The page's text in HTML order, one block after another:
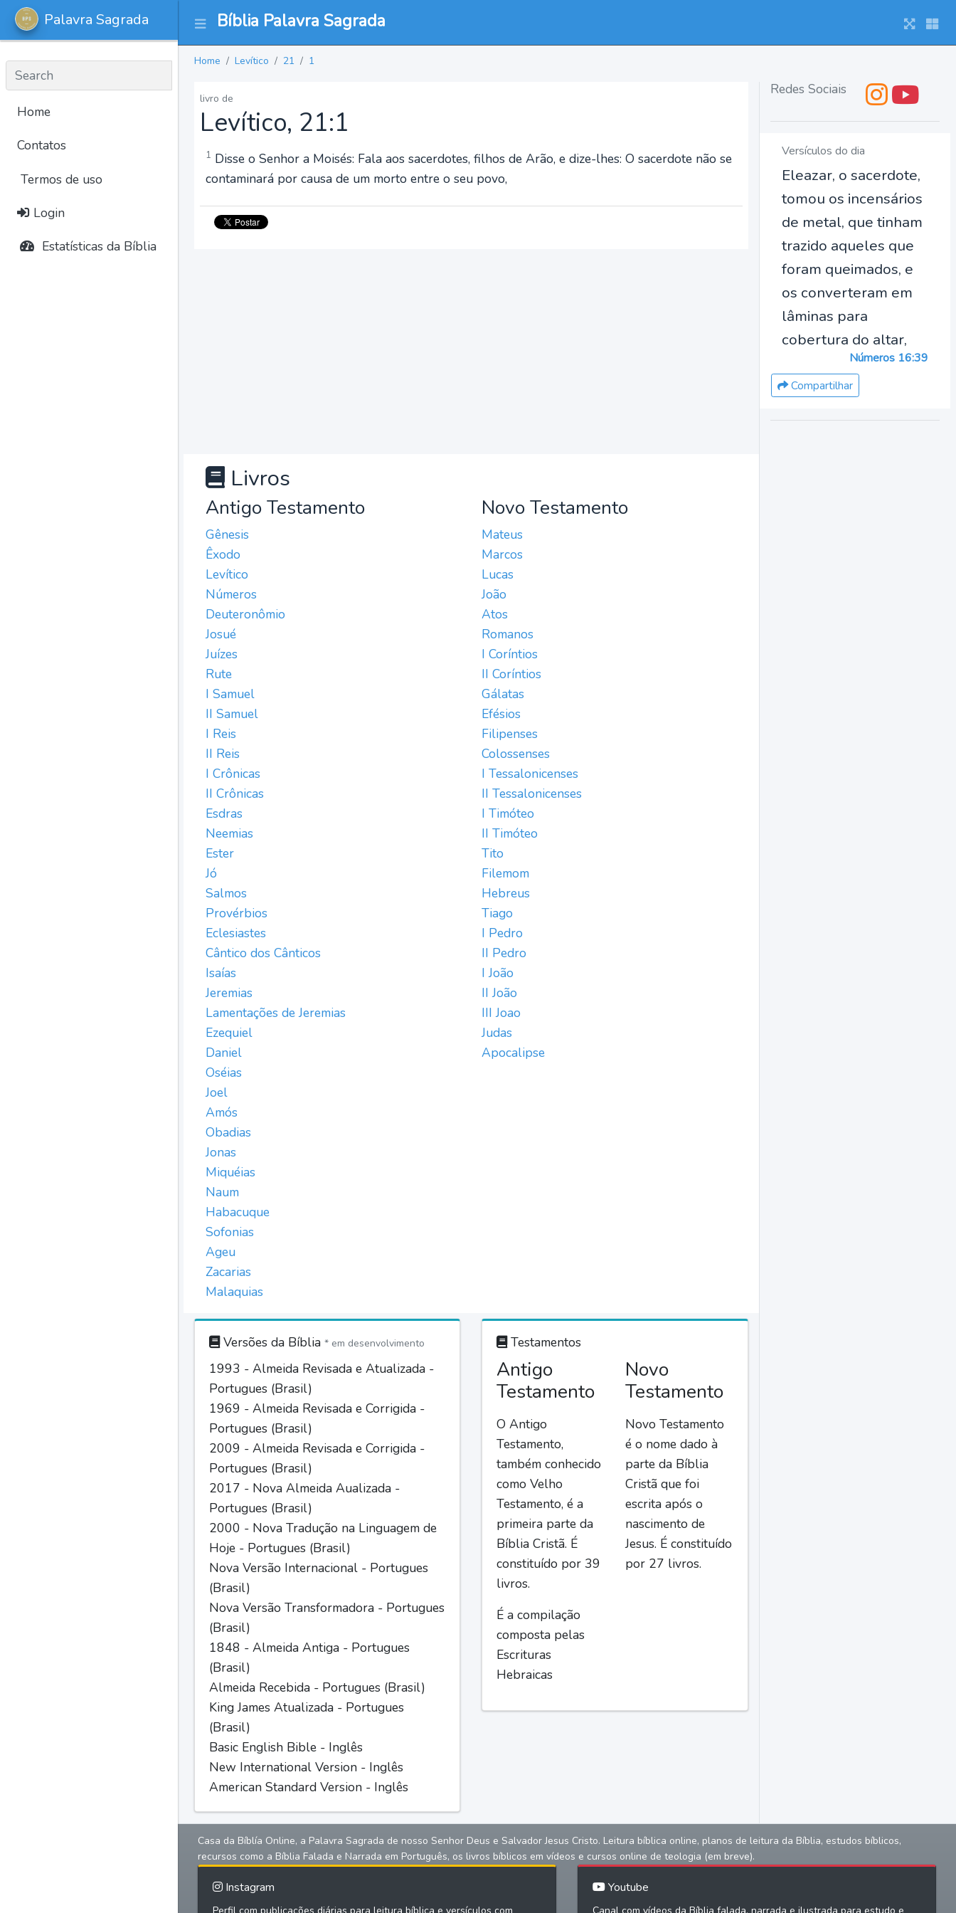
Bíblia Palavra Sagrada
Palavra Sagrada
Home
Contatos
Termos de uso
Login
Estatísticas da Bíblia
Home Levítico 21 1
livro de
Levítico, 21:1
1 Disse o Senhor a Moisés: Fala aos sacerdotes, filhos de Arão, e dize-lhes: O sacerdote não se
contaminará por causa de um morto entre o seu povo,
Livros
Antigo Testamento
Gênesis
Êxodo
Levítico
Números
Deuteronômio
Josué
Juízes
Rute
I Samuel
II Samuel
I Reis
II Reis
I Crônicas
II Crônicas
Esdras
Neemias
Ester
Jó
Salmos
Provérbios
Eclesiastes
Cântico dos Cânticos
Isaías
Jeremias
Lamentações de Jeremias
Ezequiel
Daniel
Oséias
Joel
Amós
Obadias
Jonas
Miquéias
Naum
Habacuque
Sofonias
Ageu
Zacarias
Malaquias
Novo Testamento
Mateus
Marcos
Lucas
João
Atos
Romanos
I Coríntios
II Coríntios
Gálatas
Efésios
Filipenses
Colossenses
I Tessalonicenses
II Tessalonicenses
I Timóteo
II Timóteo
Tito
Filemom
Hebreus
Tiago
I Pedro
II Pedro
I João
II João
III Joao
Judas
Apocalipse
Versões da Bíblia * em desenvolvimento
1993 - Almeida Revisada e Atualizada -
Portugues (Brasil)
1969 - Almeida Revisada e Corrigida -
Portugues (Brasil)
2009 - Almeida Revisada e Corrigida -
Portugues (Brasil)
2017 - Nova Almeida Aualizada -
Portugues (Brasil)
2000 - Nova Tradução na Linguagem de
Hoje - Portugues (Brasil)
Nova Versão Internacional - Portugues
(Brasil)
Nova Versão Transformadora - Portugues
(Brasil)
1848 - Almeida Antiga - Portugues
(Brasil)
Almeida Recebida - Portugues (Brasil)
King James Atualizada - Portugues
(Brasil)
Basic English Bible - Inglês
New International Version - Inglês
American Standard Version - Inglês
Testamentos
Antigo
Testamento
O Antigo
Testamento,
também conhecido
como Velho
Testamento, é a
primeira parte da
Bíblia Cristã. É
constituído por 39
livros.
É a compilação
composta pelas
Escrituras
Hebraicas
Novo
Testamento
Novo Testamento
é o nome dado à
parte da Bíblia
Cristã que foi
escrita após o
nascimento de
Jesus. É constituído
por 27 livros.
Redes Sociais
Versículos do dia
Eleazar, o sacerdote,
tomou os incensários
de metal, que tinham
trazido aqueles que
foram queimados, e
os converteram em
lâminas para
cobertura do altar,
Números 16:39
Compartilhar
Casa da Bíblía Online, a Palavra Sagrada de nosso Senhor Deus e Salvador Jesus Cristo. Leitura bíblica online, planos de leitura da Bíblia, estudos bíblicos,
recursos como a Bíblia Falada e Narrada em Português, os livros bíblicos em vídeos e cursos online de teologia (em breve).
Instagram Youtube